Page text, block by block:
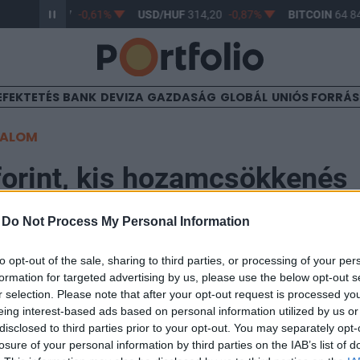
Do Not Process My Personal Information
opt-out of the sale, sharing to third parties, or processing of your
for targeted advertising by us, please use the below opt-out
selection. Please note that after your opt-out request is processed
interest-based ads based on personal information utilized by us
to third parties prior to your opt-out. You may separately
of your personal information by third parties on the IAB’s list of
363,17 -0,61% USD/HUF314,20 -0,87% BITCOIN64
BANK DEVIZA GAZDASÁG GLOBÁL UNIÓS
kis hozamcsökkenés
mozgás a forintpiacon. A mai napon a forint a
majd minimális gyengülés volt megfigyelhető az
70 körül mozognak.